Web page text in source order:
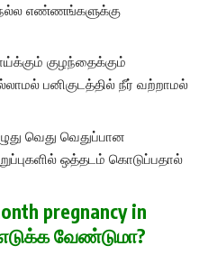
நல்ல எண்ணங்களுக்கு
குழந்தைக்கும்
பனிகுடத்தில் நீர் வற்றாமல்
வெது வெதுப்பான
ஒத்தடம் கொடுப்பதால்
pregnancy in
வேண்டுமா?